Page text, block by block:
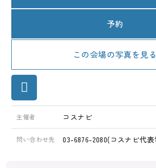
予約
この会場の写真を見る
主催者 コスナビ
問い合わせ先 03-6876-2080(コスナビ代